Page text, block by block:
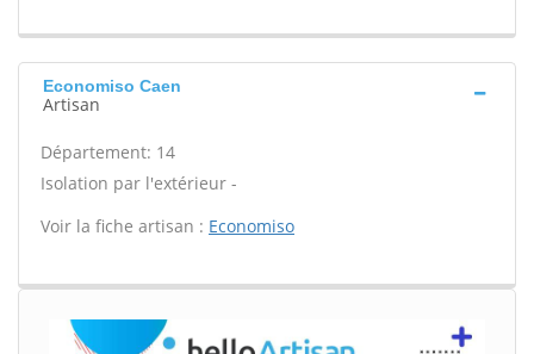
Economiso Caen
Artisan
Département: 14
Isolation par l'extérieur -
Voir la fiche artisan : Economiso